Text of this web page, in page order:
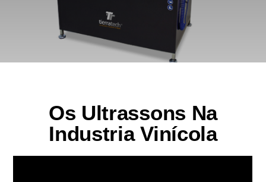
Os Ultrassons Na
Industria Vinícola